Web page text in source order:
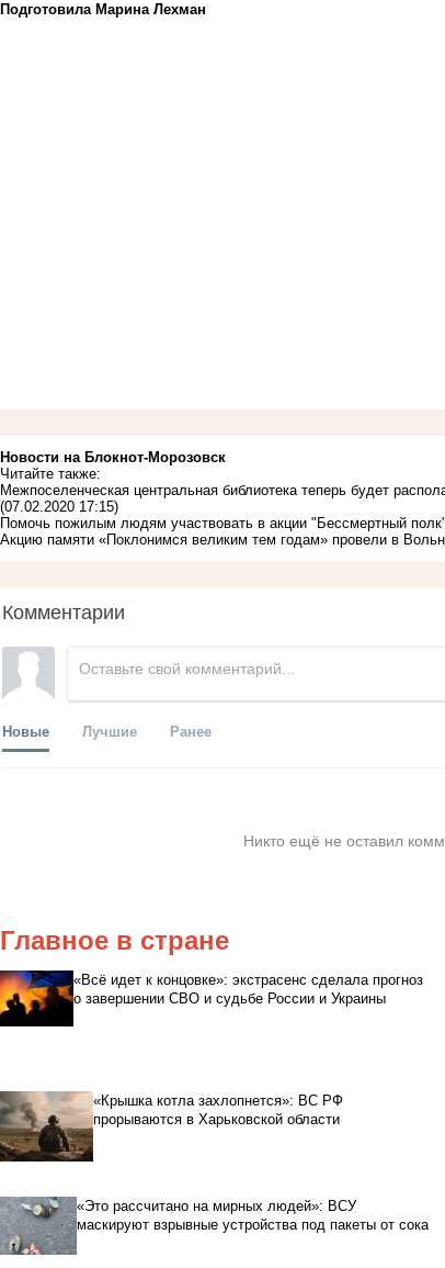
Подготовила Марина Лехман
Новости на Блoкнoт-Морозовск
Читайте также:
Межпоселенческая центральная библиотека теперь будет
(07.02.2020 17:15)
Помочь пожилым людям участвовать в акции "Бессмертный
Акцию памяти «Поклонимся великим тем годам» провели в
Комментарии
Новые Лучшие Ранее
Никто ещё не оставил
Главное в стране
«Всё идет к концовке»: экстрасенс сделала прогноз
о завершении СВО и судьбе России и Украины
«Крышка котла захлопнется»: ВС РФ
прорываются в Харьковской области
«Это рассчитано на мирных людей»: ВСУ
маскируют взрывные устройства под пакеты от сока